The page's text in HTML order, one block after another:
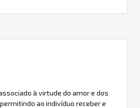
à virtude do amor e dos
ao indivíduo receber e